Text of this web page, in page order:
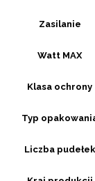
Zasilanie
Watt MAX
Klasa ochrony
Typ
Liczba pudełek